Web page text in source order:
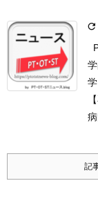

記